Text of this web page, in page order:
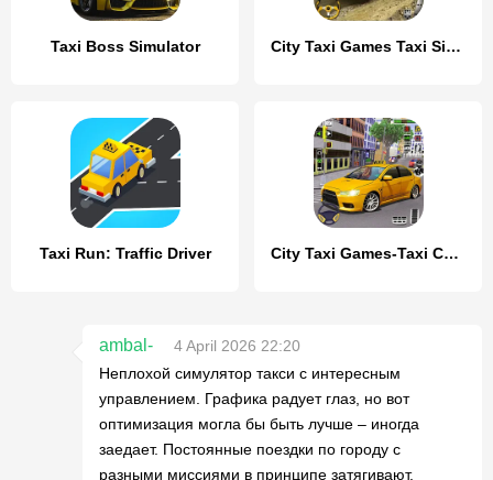
Taxi Boss Simulator City Taxi Games Taxi Simulator
Taxi Run: Traffic Driver City Taxi Games-Taxi Car Games
ambal-
4 April 2026 22:20
Неплохой симулятор такси с интересным
управлением. Графика радует глаз, но вот
оптимизация могла бы быть лучше – иногда
заедает. Постоянные поездки по городу с
разными миссиями в принципе затягивают.